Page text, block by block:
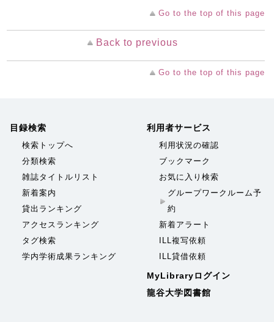
Go to the top of this page
Back to previous
Go to the top of this page
目録検索
検索トップへ
分類検索
雑誌タイトルリスト
新着案内
貸出ランキング
アクセスランキング
タグ検索
学内学術成果ランキング
利用者サービス
利用状況の確認
ブックマーク
お気に入り検索
グループワークルーム予
約
新着アラート
ILL複写依頼
ILL貸借依頼
MyLibraryログイン
龍谷大学図書館